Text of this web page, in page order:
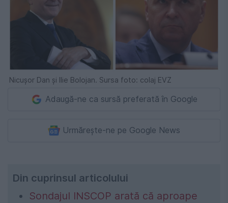
Nicușor Dan și Ilie Bolojan. Sursa foto: colaj EVZ
Adaugă-ne ca sursă preferată în Google
Urmărește-ne pe Google News
Din cuprinsul articolului
Sondajul INSCOP arată că aproape